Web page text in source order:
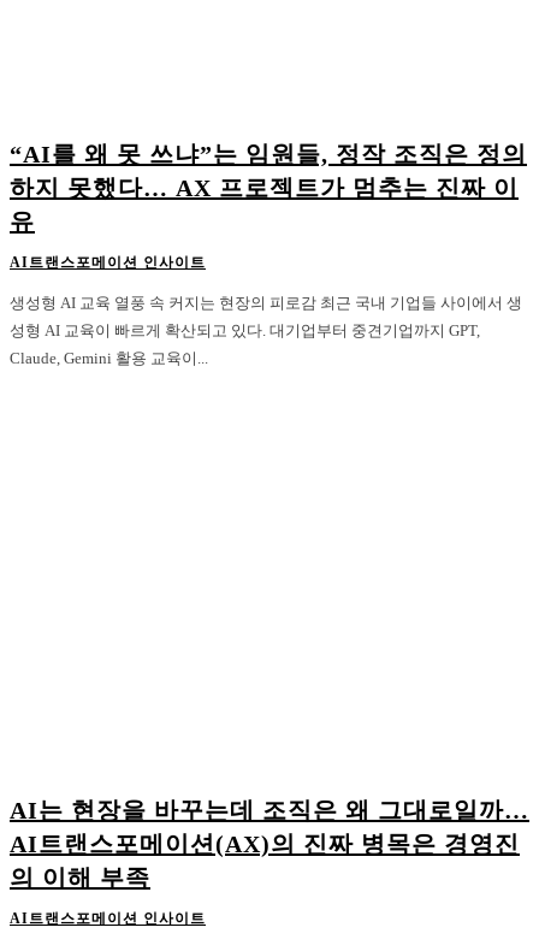
“AI를 왜 못 쓰냐”는 임원들, 정작 조직은 정의
하지 못했다… AX 프로젝트가 멈추는 진짜 이
유
AI트랜스포메이션 인사이트
생성형 AI 교육 열풍 속 커지는 현장의 피로감 최근 국내 기업들 사이에서 생
성형 AI 교육이 빠르게 확산되고 있다. 대기업부터 중견기업까지 GPT,
Claude, Gemini 활용 교육이...
AI는 현장을 바꾸는데 조직은 왜 그대로일까…
AI트랜스포메이션(AX)의 진짜 병목은 경영진
의 이해 부족
AI트랜스포메이션 인사이트